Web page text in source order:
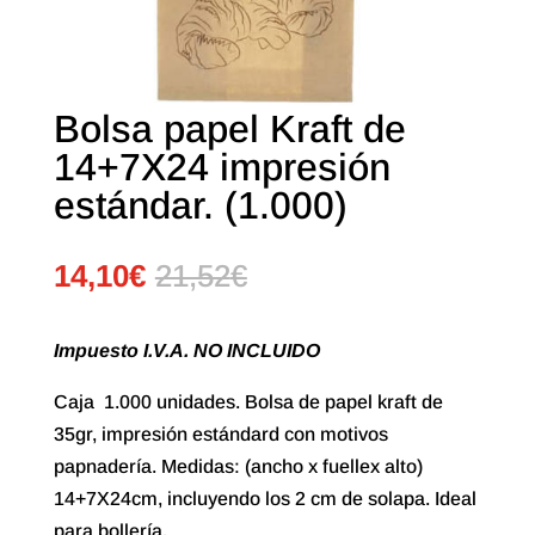
Bolsa papel Kraft de
14+7X24 impresión
estándar. (1.000)
14,10€ 21,52€
Impuesto I.V.A. NO INCLUIDO
Caja 1.000 unidades. Bolsa de papel kraft de
35gr, impresión estándard con motivos
papnadería. Medidas: (ancho x fuellex alto)
14+7X24cm, incluyendo los 2 cm de solapa. Ideal